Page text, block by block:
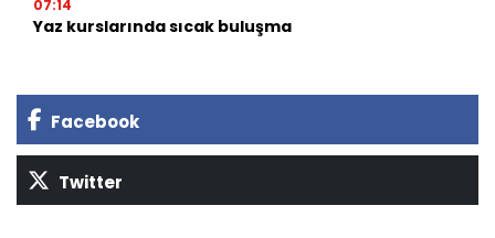
07:14
Yaz kurslarında sıcak buluşma
Facebook
Twitter